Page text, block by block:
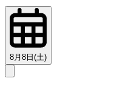
8月8日(土)